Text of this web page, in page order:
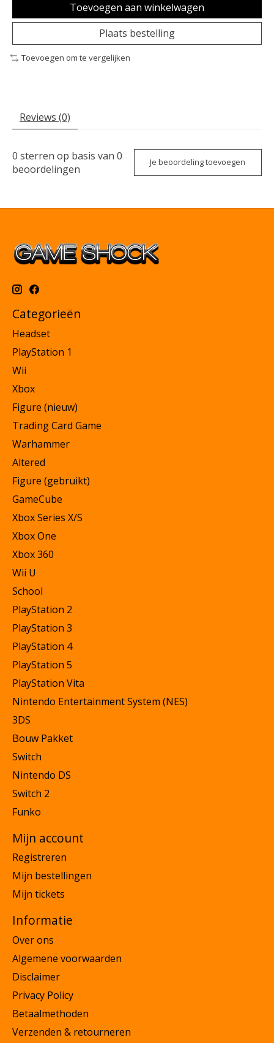
Toevoegen aan winkelwagen
Plaats bestelling
Toevoegen om te vergelijken
Reviews (0)
0 sterren op basis van 0
beoordelingen
Je beoordeling toevoegen
Categorieën
Headset
PlayStation 1
Wii
Xbox
Figure (nieuw)
Trading Card Game
Warhammer
Altered
Figure (gebruikt)
GameCube
Xbox Series X/S
Xbox One
Xbox 360
Wii U
School
PlayStation 2
PlayStation 3
PlayStation 4
PlayStation 5
PlayStation Vita
Nintendo Entertainment System (NES)
3DS
Bouw Pakket
Switch
Nintendo DS
Switch 2
Funko
Mijn account
Registreren
Mijn bestellingen
Mijn tickets
Informatie
Over ons
Algemene voorwaarden
Disclaimer
Privacy Policy
Betaalmethoden
Verzenden & retourneren